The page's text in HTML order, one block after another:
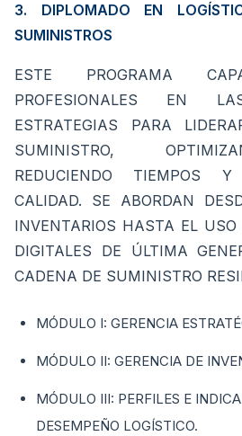
3. DIPLOMADO EN
SUMINISTROS
ESTE PROGRAMA
PROFESIONALES EN
ESTRATEGIAS PARA
SUMINISTRO,
REDUCIENDO TIEMPOS
CALIDAD. SE ABORDAN
INVENTARIOS HASTA EL
DIGITALES DE ÚLTIMA
CADENA DE SUMINISTRO
MÓDULO I: GERENCIA
MÓDULO II: GERENCIA DE
MÓDULO III: PERFILES E
DESEMPEÑO LOGÍSTICO.